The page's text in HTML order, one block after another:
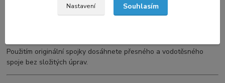
napojení dvou profilů NT 60 ve vodorovném směru
Použitím originální spojky dosáhnete přesného a vodotěsného
spoje bez složitých úprav.
Nastavení Souhlasím